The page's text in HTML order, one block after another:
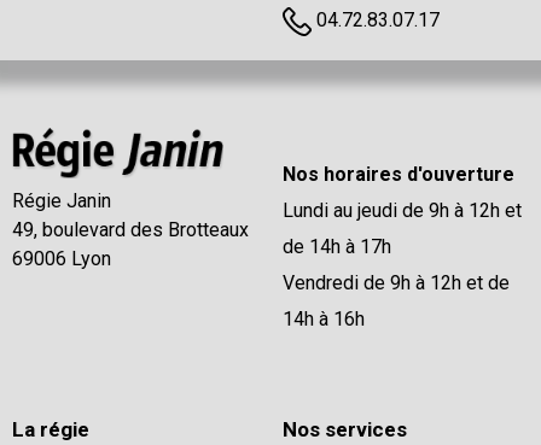
04.72.83.07.17
Régie Janin
49, boulevard des Brotteaux
69006 Lyon
Nos horaires d'ouverture
Lundi au jeudi de 9h à 12h et
de 14h à 17h
Vendredi de 9h à 12h et de
14h à 16h
La régie Nos services